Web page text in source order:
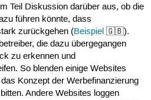
Teil Diskussion darüber aus, ob die
führen könnte, dass
zurückgehen (Beispiel🇬🇧).
die dazu übergegangen
zu erkennen und
So blenden einige Websites
Konzept der Werbefinanzierung
Andere Websites loggen